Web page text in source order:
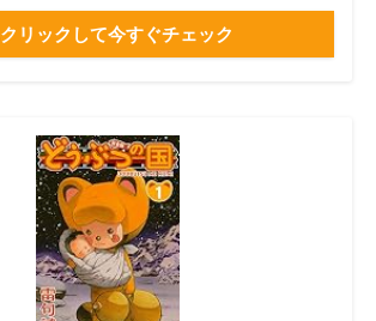
クリックして今すぐチェック